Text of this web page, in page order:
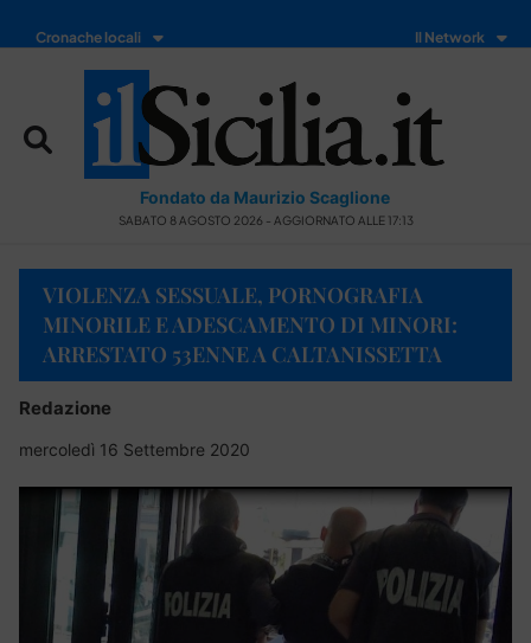
Cronache locali Il Network
Fondato da Maurizio Scaglione
SABATO 8 AGOSTO 2026 - AGGIORNATO ALLE 17:13
VIOLENZA SESSUALE, PORNOGRAFIA
MINORILE E ADESCAMENTO DI MINORI:
ARRESTATO 53ENNE A CALTANISSETTA
Redazione
mercoledì 16 Settembre 2020